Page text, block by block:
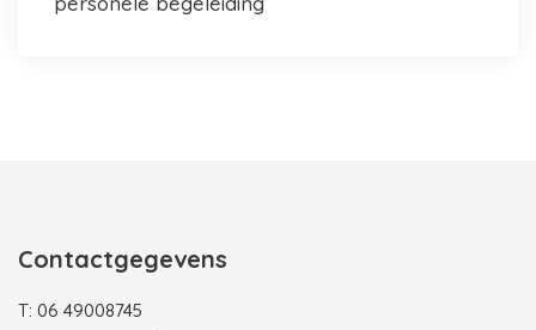
Contactgegevens
T: 06 49008745